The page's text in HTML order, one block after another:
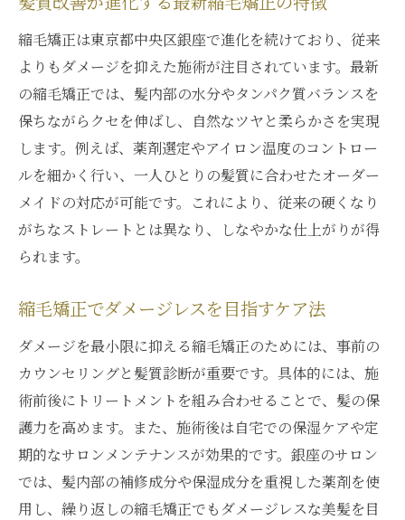
縮毛矯正は東京都中央区銀座で進化を続けており、従来
よりもダメージを抑えた施術が注目されています。最新
の縮毛矯正では、髪内部の水分やタンパク質バランスを
保ちながらクセを伸ばし、自然なツヤと柔らかさを実現
します。例えば、薬剤選定やアイロン温度のコントロー
ルを細かく行い、一人ひとりの髪質に合わせたオーダー
メイドの対応が可能です。これにより、従来の硬くなり
がちなストレートとは異なり、しなやかな仕上がりが得
られます。
縮毛矯正でダメージレスを目指すケア法
ダメージを最小限に抑える縮毛矯正のためには、事前の
カウンセリングと髪質診断が重要です。具体的には、施
術前後にトリートメントを組み合わせることで、髪の保
護力を高めます。また、施術後は自宅での保湿ケアや定
期的なサロンメンテナンスが効果的です。銀座のサロン
では、髪内部の補修成分や保湿成分を重視した薬剤を使
用し、繰り返しの縮毛矯正でもダメージレスな美髪を目